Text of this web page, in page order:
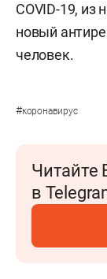
COVID-19, из
новый
человек.
#коронавирус
Читайте
в